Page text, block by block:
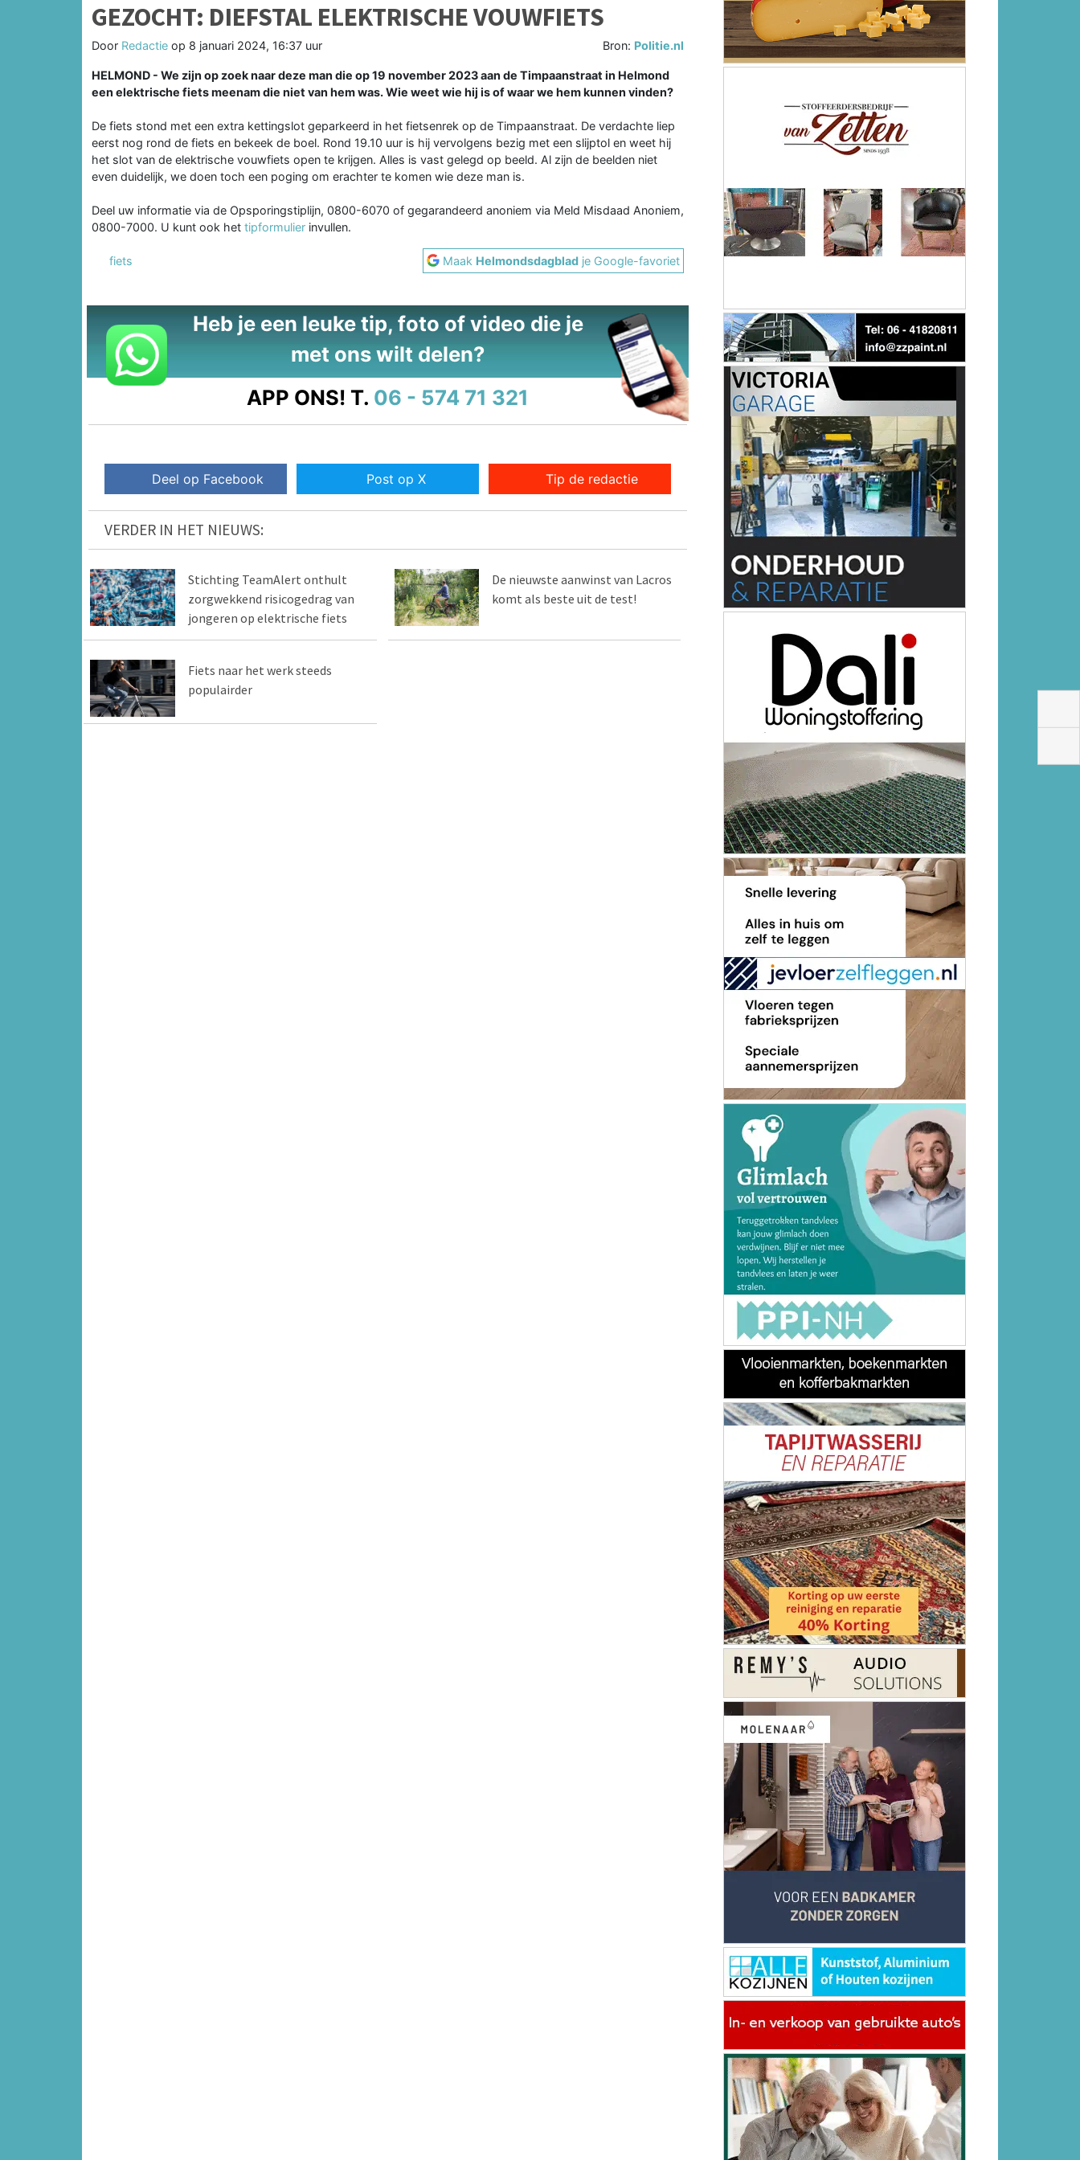
GEZOCHT: DIEFSTAL ELEKTRISCHE VOUWFIETS
Door Redactie op 8 januari 2024, 16:37 uur Bron: Politie.nl
HELMOND - We zijn op zoek naar deze man die op 19 november 2023 aan de Timpaanstraat in Helmond
een elektrische fiets meenam die niet van hem was. Wie weet wie hij is of waar we hem kunnen vinden?
De fiets stond met een extra kettingslot geparkeerd in het fietsenrek op de Timpaanstraat. De verdachte liep
eerst nog rond de fiets en bekeek de boel. Rond 19.10 uur is hij vervolgens bezig met een slijptol en weet hij
het slot van de elektrische vouwfiets open te krijgen. Alles is vast gelegd op beeld. Al zijn de beelden niet
even duidelijk, we doen toch een poging om erachter te komen wie deze man is.
Deel uw informatie via de Opsporingstiplijn, 0800-6070 of gegarandeerd anoniem via Meld Misdaad Anoniem,
0800-7000. U kunt ook het tipformulier invullen.
fiets Maak Helmondsdagblad je Google-favoriet
Heb je een leuke tip, foto of video die je
met ons wilt delen?
APP ONS! T. 06 - 574 71 321
Deel op Facebook Post op X Tip de redactie
VERDER IN HET NIEUWS:
Stichting TeamAlert onthult
zorgwekkend risicogedrag van
jongeren op elektrische fiets
De nieuwste aanwinst van Lacros
komt als beste uit de test!
Fiets naar het werk steeds
populairder